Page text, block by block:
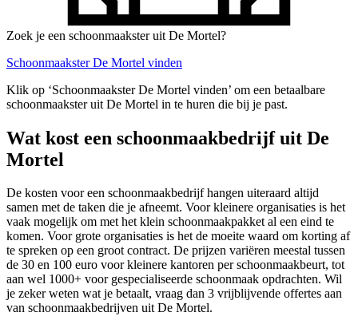
Zoek je een schoonmaakster uit De Mortel?
Schoonmaakster De Mortel vinden
Klik op ‘Schoonmaakster De Mortel vinden’ om een betaalbare
schoonmaakster uit De Mortel in te huren die bij je past.
Wat kost een schoonmaakbedrijf uit De
Mortel
De kosten voor een schoonmaakbedrijf hangen uiteraard altijd
samen met de taken die je afneemt. Voor kleinere organisaties is het
vaak mogelijk om met het klein schoonmaakpakket al een eind te
komen. Voor grote organisaties is het de moeite waard om korting af
te spreken op een groot contract. De prijzen variëren meestal tussen
de 30 en 100 euro voor kleinere kantoren per schoonmaakbeurt, tot
aan wel 1000+ voor gespecialiseerde schoonmaak opdrachten. Wil
je zeker weten wat je betaalt, vraag dan 3 vrijblijvende offertes aan
van schoonmaakbedrijven uit De Mortel.